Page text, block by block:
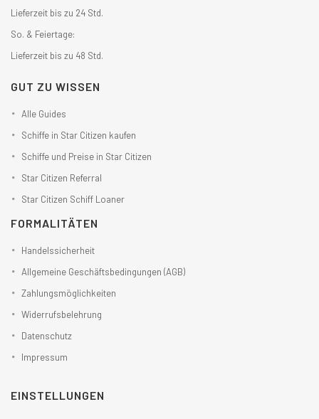
Lieferzeit bis zu 24 Std.
So. & Feiertage:
Lieferzeit bis zu 48 Std.
GUT ZU WISSEN
Alle Guides
Schiffe in Star Citizen kaufen
Schiffe und Preise in Star Citizen
Star Citizen Referral
Star Citizen Schiff Loaner
FORMALITÄTEN
Handelssicherheit
Allgemeine Geschäftsbedingungen (AGB)
Zahlungsmöglichkeiten
Widerrufsbelehrung
Datenschutz
Impressum
EINSTELLUNGEN